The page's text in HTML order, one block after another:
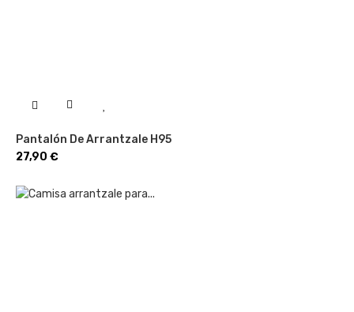
Pantalón De Arrantzale H95
Precio
27,90 €